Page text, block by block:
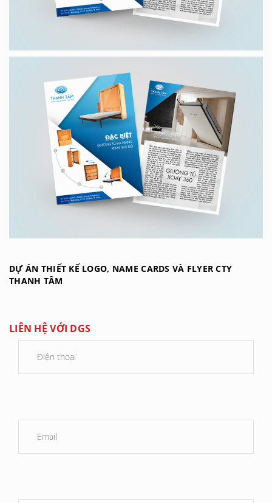
DỰ ÁN THIẾT KẾ LOGO, NAME CARDS VÀ FLYER CTY
THANH TÂM
LIÊN HỆ VỚI DGS